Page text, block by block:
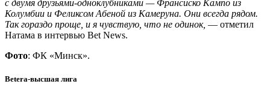
с двумя друзьями-одноклубниками — Франсиско Кампо из
Колумбии и Феликсом Абеной из Камеруна. Они всегда рядом.
Так гораздо проще, и я чувствую, что не одинок, — отметил
Натама в интервью Bet News.
Фото: ФК «Минск».
Betera-высшая лига